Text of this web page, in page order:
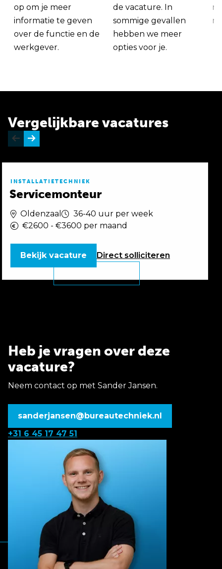
op om je meer
informatie te geven
over de functie en de
werkgever.
de vacature. In
sommige gevallen
hebben we meer
opties voor je.
Vergelijkbare vacatures
INSTALLATIETECHNIEK
Servicemonteur
Oldenzaal
36-40 uur per week
€2600 - €3600 per maand
Direct solliciteren
Bekijk vacature
Heb je vragen over deze
vacature?
Neem contact op met Sander Jansen.
sanderjansen@bureautechniek.nl
+31 6 45 17 47 51